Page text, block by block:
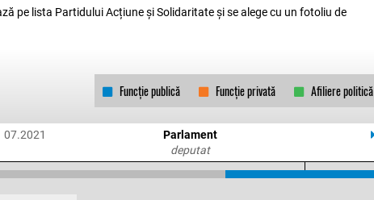
pe lista Partidului Acțiune și Solidaritate și se alege cu un fotoliu de
Afiliere politică
Funcție privată
Funcție publică
07.2021
Parlament
deputat